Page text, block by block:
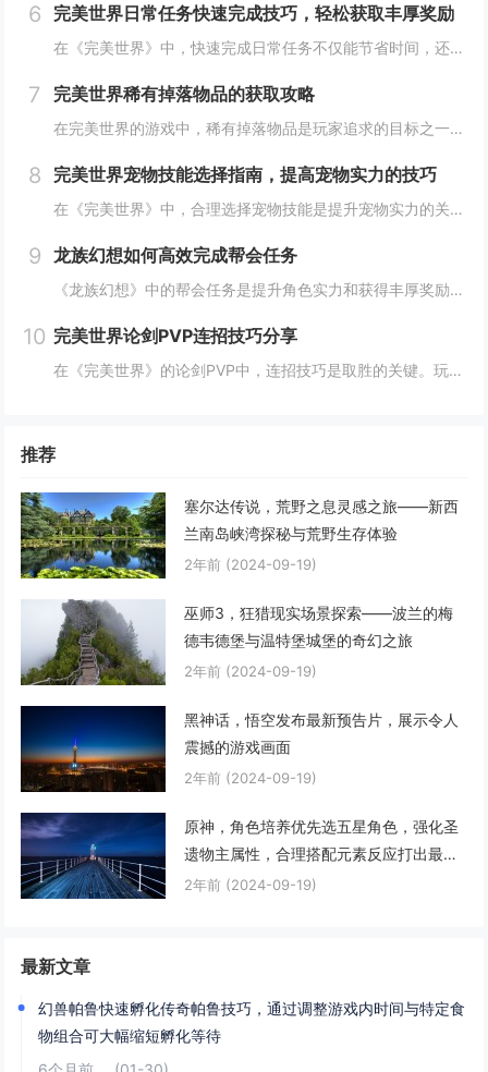
6 完美世界日常任务快速完成技巧，轻松获取丰厚奖励
在《完美世界》中，快速完成日常任务不仅能节省时间，还能确保玩家获得丰厚的奖励。合理规划任务路线，优先选择高经验值和金币奖励的任务。利用双倍经验时间进行任务，可以事半功倍。组队完成任务效率更高，特别是对于需要击败强大敌人的任务。不要忘记使用游...
7 完美世界稀有掉落物品的获取攻略
在完美世界的游戏中，稀有掉落物品是玩家追求的目标之一。这些物品通常只能通过特定的活动、副本或怪物获得，且掉落率极低。为了提高获取几率，玩家可以组队参与高难度副本，多次挑战以增加机会；参加限时活动，如节日庆典和特殊任务，这些活动往往会有额外奖...
8 完美世界宠物技能选择指南，提高宠物实力的技巧
在《完美世界》中，合理选择宠物技能是提升宠物实力的关键。优先考虑增强宠物基础属性的技能，如攻击、防御和生命值。根据宠物类型和定位，选择合适的主动或被动技能，如控制、辅助或输出技能。利用宠物技能书升级技能等级，以及通过宠物合成功能优化技能组合...
9 龙族幻想如何高效完成帮会任务
《龙族幻想》中的帮会任务是提升角色实力和获得丰厚奖励的重要途径。要高效完成帮会任务，首先需要合理安排时间，选择高效率的任务组合，如组队完成副本或集体参与帮会活动。利用好帮会资源，如经验药水、加速道具等，可以显著提高任务完成速度。积极与帮会成...
10 完美世界论剑PVP连招技巧分享
在《完美世界》的论剑PVP中，连招技巧是取胜的关键。玩家需熟练掌握角色技能的释放顺序与时机，利用控制技能打断对手的攻击节奏，同时保持自身技能的连贯性。合理利用地形和位移技能，可以有效躲避敌方攻击，创造反击机会。了解并针对不同职业的特点制定策...
推荐
塞尔达传说，荒野之息灵感之旅——新西
兰南岛峡湾探秘与荒野生存体验
2年前 (2024-09-19)
巫师3，狂猎现实场景探索——波兰的梅
德韦德堡与温特堡城堡的奇幻之旅
2年前 (2024-09-19)
黑神话，悟空发布最新预告片，展示令人
震撼的游戏画面
2年前 (2024-09-19)
原神，角色培养优先选五星角色，强化圣
遗物主属性，合理搭配元素反应打出最大
伤害
2年前 (2024-09-19)
最新文章
幻兽帕鲁快速孵化传奇帕鲁技巧，通过调整游戏内时间与特定食
物组合可大幅缩短孵化等待